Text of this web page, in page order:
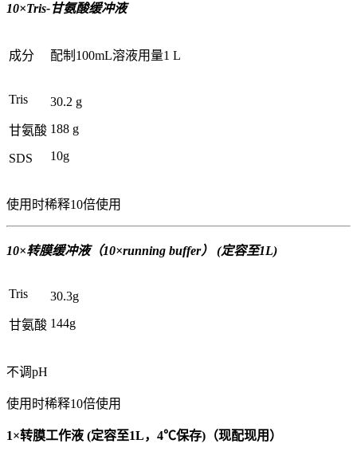
10×Tris-甘氨酸缓冲液
成分 配制100mL溶液用量1 L
Tris
甘氨酸
SDS
30.2 g
188 g
10g
使用时稀释10倍使用
10×转膜缓冲液（10×running buffer） (定容至1L)
Tris
甘氨酸
30.3g
144g
不调pH
使用时稀释10倍使用
1×转膜工作液 (定容至1L，4℃保存)（现配现用）